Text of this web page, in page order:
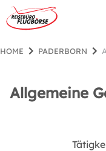
HOME PADERBORN
Allgemeine